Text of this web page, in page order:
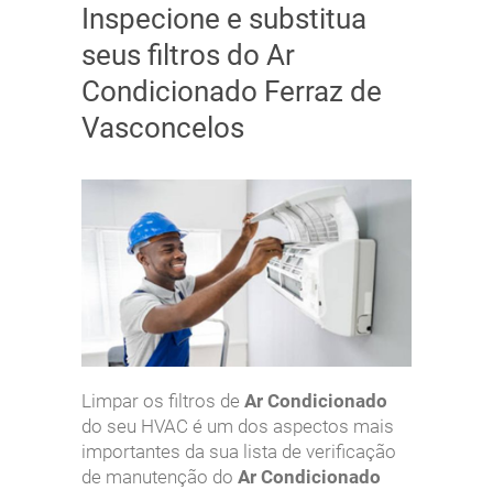
Inspecione e substitua
seus filtros do Ar
Condicionado Ferraz de
Vasconcelos
Limpar os filtros de Ar Condicionado
do seu HVAC é um dos aspectos mais
importantes da sua lista de verificação
de manutenção do Ar Condicionado